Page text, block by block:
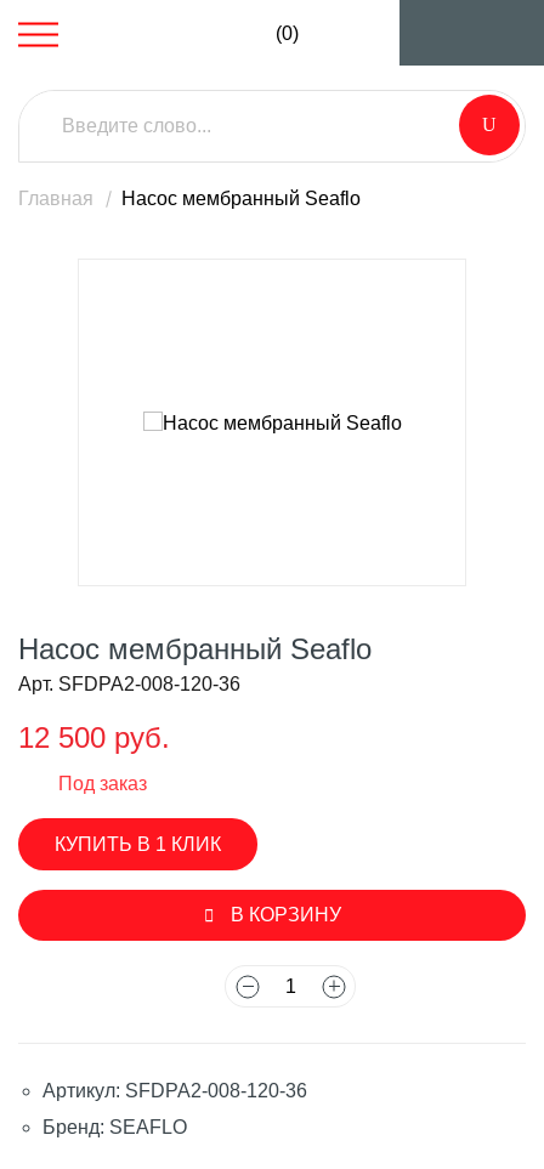
(0)
Главная Насос мембранный Seaflo
Насос мембранный Seaflo
Арт. SFDPA2-008-120-36
12 500 руб.
Под заказ
КУПИТЬ В 1 КЛИК
В КОРЗИНУ
Артикул: SFDPA2-008-120-36
Бренд: SEAFLO